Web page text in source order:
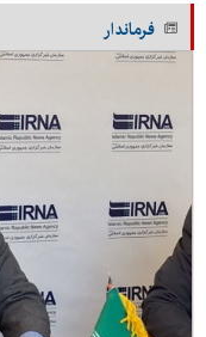
فرماندار